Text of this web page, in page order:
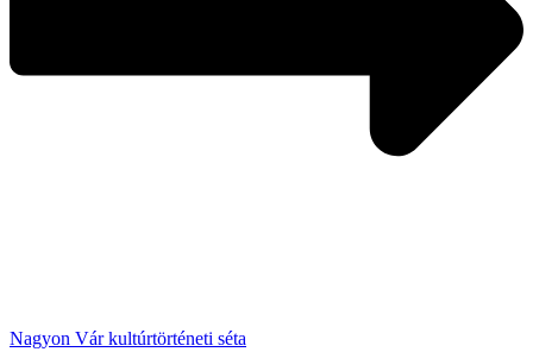
Nagyon Vár kultúrtörténeti séta